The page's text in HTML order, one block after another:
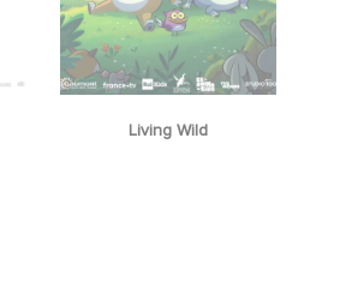
Living Wild